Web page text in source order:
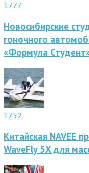
1777
Новосибирские
гоночного
«Формула
1752
Китайская NAVEE
WaveFly 5X для